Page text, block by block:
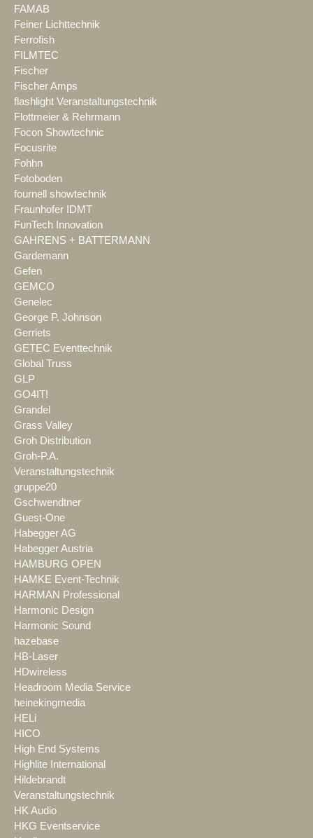
FAMAB
Feiner Lichttechnik
Ferrofish
FILMTEC
Fischer
Fischer Amps
flashlight Veranstaltungstechnik
Flottmeier & Rehrmann
Focon Showtechnic
Focusrite
Fohhn
Fotoboden
fournell showtechnik
Fraunhofer IDMT
FunTech Innovation
GAHRENS + BATTERMANN
Gardemann
Gefen
GEMCO
Genelec
George P. Johnson
Gerriets
GETEC Eventtechnik
Global Truss
GLP
GO4IT!
Grandel
Grass Valley
Groh Distribution
Groh-P.A.
Veranstaltungstechnik
gruppe20
Gschwendtner
Guest-One
Habegger AG
Habegger Austria
HAMBURG OPEN
HAMKE Event-Technik
HARMAN Professional
Harmonic Design
Harmonic Sound
hazebase
HB-Laser
HDwireless
Headroom Media Service
heinekingmedia
HELi
HICO
High End Systems
Highlite International
Hildebrandt
Veranstaltungstechnik
HK Audio
HKG Eventservice